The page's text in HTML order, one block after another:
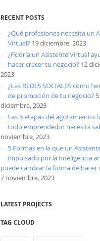
RECENT POSTS
¿Qué profesiones necesita un
Virtual? 19 diciembre, 2023
¿Podría un Asistente Virtual
hacer crecer tu negocio? 12
2023
¿Las REDES SOCIALES como
de promoción de tu negocio? 5
diciembre, 2023
Las 5 etapas del agotamiento:
todo emprendedor necesita
noviembre, 2023
5 Formas en la que un
impulsado por la inteligencia
puede cambiar la forma de hacer
7 noviembre, 2023
LATEST PROJECTS
TAG CLOUD